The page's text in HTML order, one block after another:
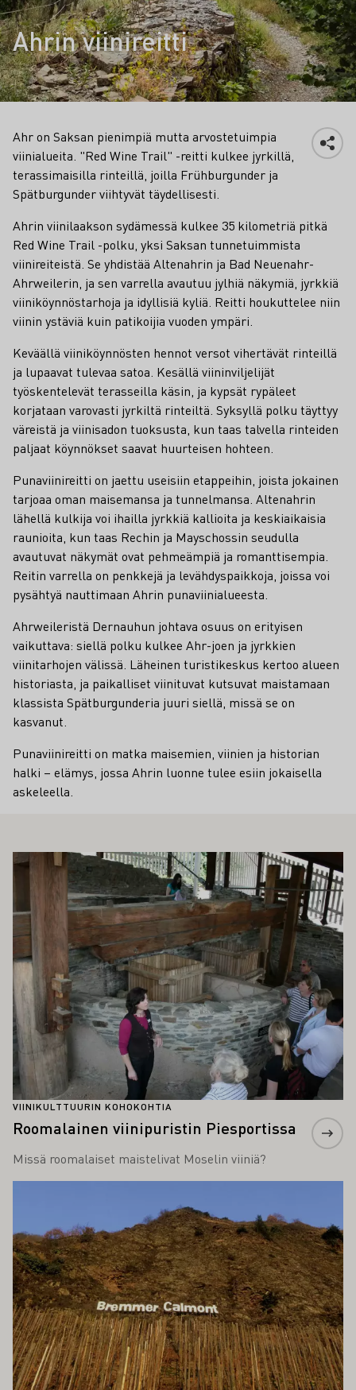
Ahrin viinireitti
Ahr on Saksan pienimpiä mutta arvostetuimpia
viinialueita. "Red Wine Trail" -reitti kulkee jyrkillä,
terassimaisilla rinteillä, joilla Frühburgunder ja
Spätburgunder viihtyvät täydellisesti.
Ahrin viinilaakson sydämessä kulkee 35 kilometriä pitkä
Red Wine Trail -polku, yksi Saksan tunnetuimmista
viinireiteistä. Se yhdistää Altenahrin ja Bad Neuenahr-
Ahrweilerin, ja sen varrella avautuu jylhiä näkymiä, jyrkkiä
viiniköynnöstarhoja ja idyllisiä kyliä. Reitti houkuttelee niin
viinin ystäviä kuin patikoijia vuoden ympäri.
Keväällä viiniköynnösten hennot versot vihertävät rinteillä
ja lupaavat tulevaa satoa. Kesällä viininviljelijät
työskentelevät terasseilla käsin, ja kypsät rypäleet
korjataan varovasti jyrkiltä rinteiltä. Syksyllä polku täyttyy
väreistä ja viinisadon tuoksusta, kun taas talvella rinteiden
paljaat köynnökset saavat huurteisen hohteen.
Punaviinireitti on jaettu useisiin etappeihin, joista jokainen
tarjoaa oman maisemansa ja tunnelmansa. Altenahrin
lähellä kulkija voi ihailla jyrkkiä kallioita ja keskiaikaisia
raunioita, kun taas Rechin ja Mayschossin seudulla
avautuvat näkymät ovat pehmeämpiä ja romanttisempia.
Reitin varrella on penkkejä ja levähdyspaikkoja, joissa voi
pysähtyä nauttimaan Ahrin punaviinialueesta.
Ahrweileristä Dernauhun johtava osuus on erityisen
vaikuttava: siellä polku kulkee Ahr-joen ja jyrkkien
viinitarhojen välissä. Läheinen turistikeskus kertoo alueen
historiasta, ja paikalliset viinituvat kutsuvat maistamaan
klassista Spätburgunderia juuri siellä, missä se on
kasvanut.
Punaviinireitti on matka maisemien, viinien ja historian
halki – elämys, jossa Ahrin luonne tulee esiin jokaisella
askeleella.
KIINNOSTAA SINUA
VIINIKULTTUURIN KOHOKOHTIA
Roomalainen viinipuristin Piesportissa
Missä roomalaiset maistelivat Moselin viiniä?
Lue lisää